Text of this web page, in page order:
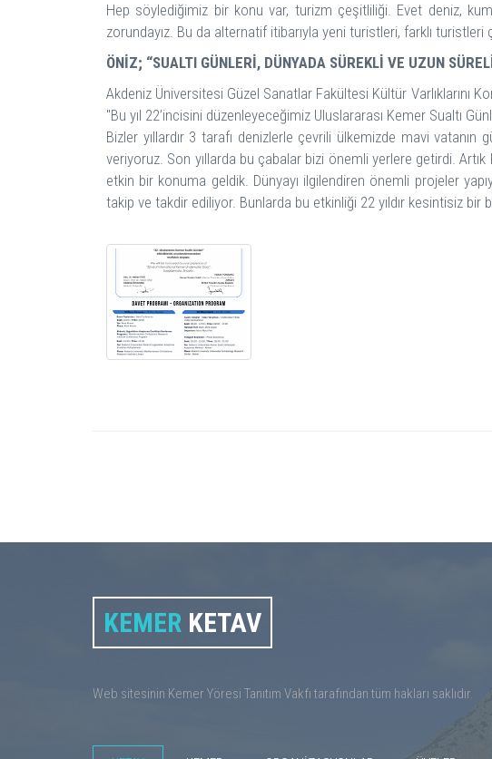
Hep söylediğimiz bir konu var, turizm çeşitliliği. Evet deniz,
zorundayız. Bu da alternatif itibarıyla yeni turistleri, farklı
ÖNİZ; “SUALTI GÜNLERİ, DÜNYADA SÜREKLİ VE UZUN
Akdeniz Üniversitesi Güzel Sanatlar Fakültesi Kültür Varlıklarını
"Bu yıl 22’incisini düzenleyeceğimiz Uluslararası Kemer Sualtı
Bizler yıllardır 3 tarafı denizlerle çevrili ülkemizde mavi
veriyoruz. Son yıllarda bu çabalar bizi önemli yerlere getirdi.
etkin bir konuma geldik. Dünyayı ilgilendiren önemli projeler
takip ve takdir ediliyor. Bunlarda bu etkinliği 22 yıldır kesintisiz bir
KEMER KETAV
Web sitesinin Kemer Yöresi Tanıtım Vakfı tarafından tüm hakları saklıdır.